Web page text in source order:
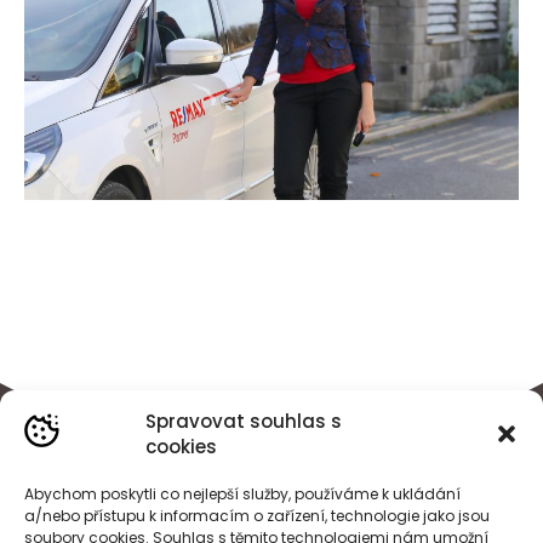
Spravovat souhlas s
cookies
Abychom poskytli co nejlepší služby, používáme k ukládání
a/nebo přístupu k informacím o zařízení, technologie jako jsou
soubory cookies. Souhlas s těmito technologiemi nám umožní